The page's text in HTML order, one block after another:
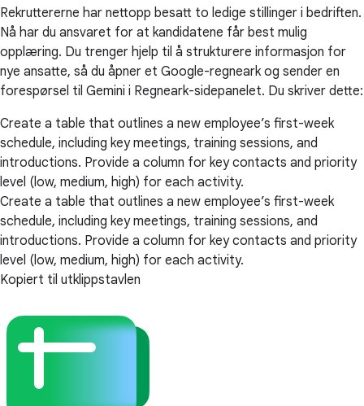
Rekruttererne har nettopp besatt to ledige stillinger i bedriften.
Nå har du ansvaret for at kandidatene får best mulig
opplæring. Du trenger hjelp til å strukturere informasjon for
nye ansatte, så du åpner et Google-regneark og sender en
forespørsel til Gemini i Regneark-sidepanelet. Du skriver dette:
Create a table that outlines a new employee’s first-week
schedule, including key meetings, training sessions, and
introductions. Provide a column for key contacts and priority
level (low, medium, high) for each activity.
Create a table that outlines a new employee’s first-week
schedule, including key meetings, training sessions, and
introductions. Provide a column for key contacts and priority
level (low, medium, high) for each activity.
Kopiert til utklippstavlen